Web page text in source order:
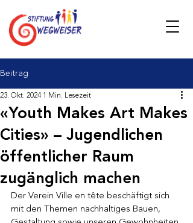
Beitrag
«Youth Makes Art Makes
Cities» – Jugendlichen
öffentlicher Raum
zugänglich machen
23. Okt. 2024 1 Min. Lesezeit
Der Verein Ville en tête beschäftigt sich
mit den Themen nachhaltiges Bauen,